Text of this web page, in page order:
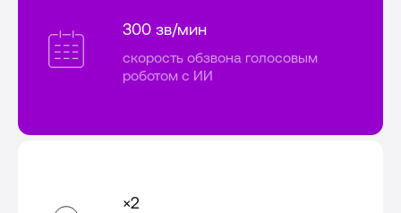
Лицензии
Международная деятельность
300 зв/мин
скорость обзвона голосовым
роботом с ИИ
×2